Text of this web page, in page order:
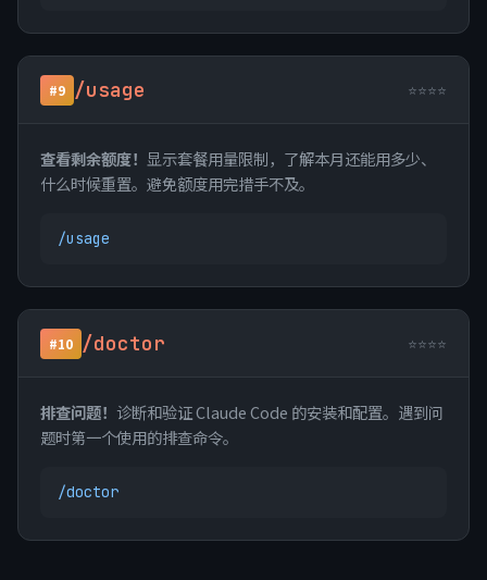
#9 /usage ⭐⭐⭐⭐
查看剩余额度！ 显示套餐用量限制，了解本月还能用多少、
什么时候重置。避免额度用完措手不及。
/usage
#10 /doctor ⭐⭐⭐⭐
排查问题！ 诊断和验证 Claude Code 的安装和配置。遇到问
题时第一个使用的排查命令。
/doctor